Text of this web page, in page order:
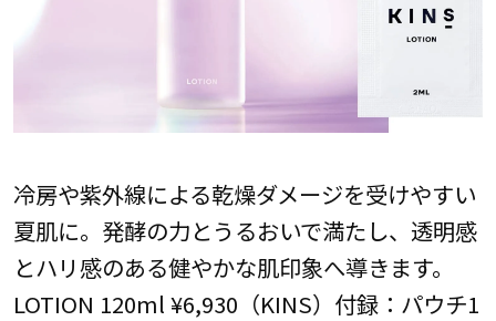
冷房や紫外線による乾燥ダメージを受けやすい
夏肌に。発酵の力とうるおいで満たし、透明感
とハリ感のある健やかな肌印象へ導きます。
LOTION 120ml ¥6,930（KINS）付録：パウチ1